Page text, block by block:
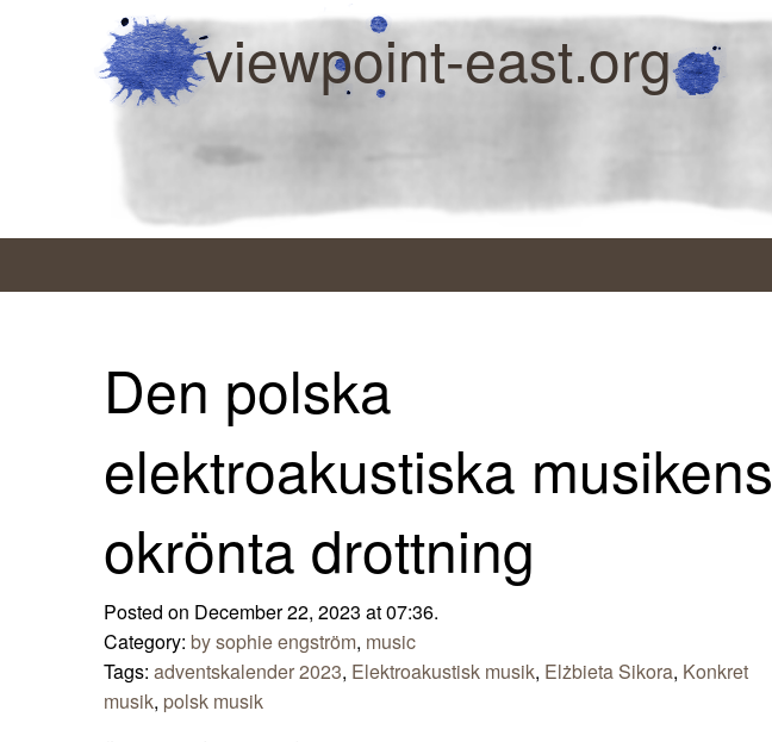
viewpoint-east.org
Den polska
elektroakustiska musikens
okrönta drottning
Posted on December 22, 2023 at 07:36.
Category: by sophie engström, music
Tags: adventskalender 2023, Elektroakustisk musik, Elżbieta Sikora, Konkret
musik, polsk musik